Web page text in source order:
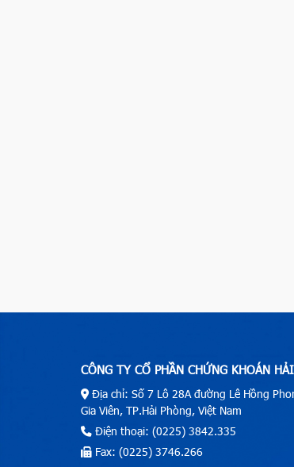
CÔNG TY CỔ PHẦN CHỨNG KHOÁN
Địa chỉ: Số 7 Lô 28A đường Lê Hồng
Gia Viên, TP.Hải Phòng, Việt Nam
Điện thoại: (0225) 3842.335
Fax: (0225) 3746.266